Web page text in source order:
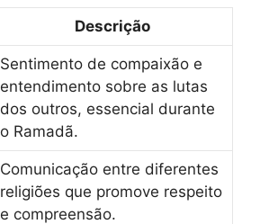
Descrição
Sentimento de compaixão e
entendimento sobre as lutas
dos outros, essencial durante
o Ramadã.
Comunicação entre diferentes
religiões que promove respeito
e compreensão.